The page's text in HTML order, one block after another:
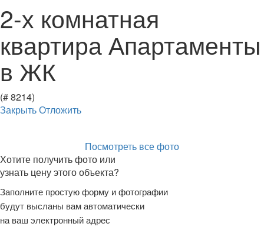
2-х комнатная
квартира Апартаменты
в ЖК
(# 8214)
ЗакрытьОтложить
Посмотреть все фото
Хотите получить фото или
узнать цену этого объекта?
Заполните простую форму и фотографии
будут высланы вам автоматически
на ваш электронный адрес